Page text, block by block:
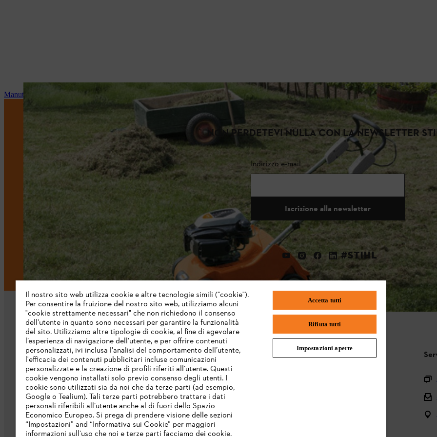
Manutenzione e riparazioni
NON PERDETEVI NULLA CON LA NEWSLETTER
Indirizzo e-mail
Iscrizione alla newsletter
#STIHL
L’azienda
Chi siamo
Scarica il catalogo
STIHL Integrity Line
STIHL FAQ
Il nostro sito web utilizza cookie e altre tecnologie simili ("cookie").
Per consentire la fruizione del nostro sito web, utilizziamo alcuni
"cookie strettamente necessari" che non richiedono il consenso
dell’utente in quanto sono necessari per garantire la funzionalità
del sito. Utilizziamo altre tipologie di cookie, al fine di agevolare
l’esperienza di navigazione dell’utente, e per offrire contenuti
personalizzati, ivi inclusa l'analisi del comportamento dell’utente,
l'efficacia dei contenuti pubblicitari incluse comunicazioni
personalizzate e la creazione di profili riferiti all’utente. Questi
cookie vengono installati solo previo consenso degli utenti. I
cookie sono utilizzati sia da noi che da terze parti (ad esempio,
Google o Tealium). Tali terze parti potrebbero trattare i dati
personali riferibili all’utente anche al di fuori dello Spazio
Economico Europeo. Si prega di prendere visione delle sezioni
“Impostazioni” and “Informativa sui Cookie” per maggiori
informazioni sull’uso che noi e terze parti facciamo dei cookie.
Accetta tutti
Rifiuta tutti
Impostazioni aperte